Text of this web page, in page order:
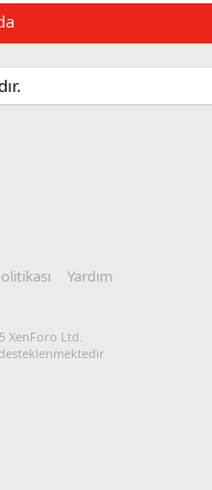
Yardım
XenForo Ltd.